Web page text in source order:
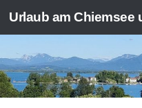
Zum Inhalt springen